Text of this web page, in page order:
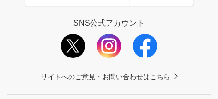
SNS公式アカウント
サイトへのご意見・お問い合わせはこちら